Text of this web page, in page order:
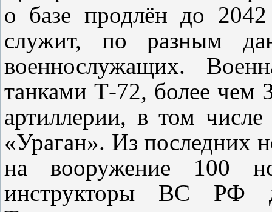
о базе продлён до
служит, по разным
военнослужащих.
танками Т-72, более
артиллерии, в том
«Ураган». Из последних
на вооружение 100
инструкторы ВС